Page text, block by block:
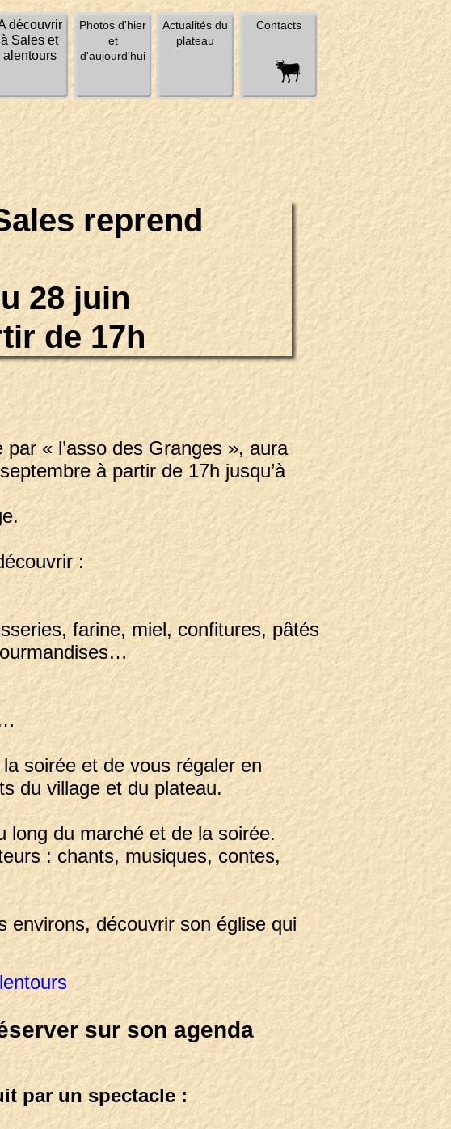
découvrir
à Sales et
alentours
Photos d'hier
et
d'aujourd'hui
Actualités du
plateau
Contacts
reprend
28 juin
de 17h
« l’asso des Granges », aura
à partir de 17h jusqu’à
:
farine, miel, confitures, pâtés
soirée et de vous régaler en
du village et du plateau.
long du marché et de la soirée.
: chants, musiques, contes,
environs, découvrir son église qui
sur son agenda
par un spectacle :